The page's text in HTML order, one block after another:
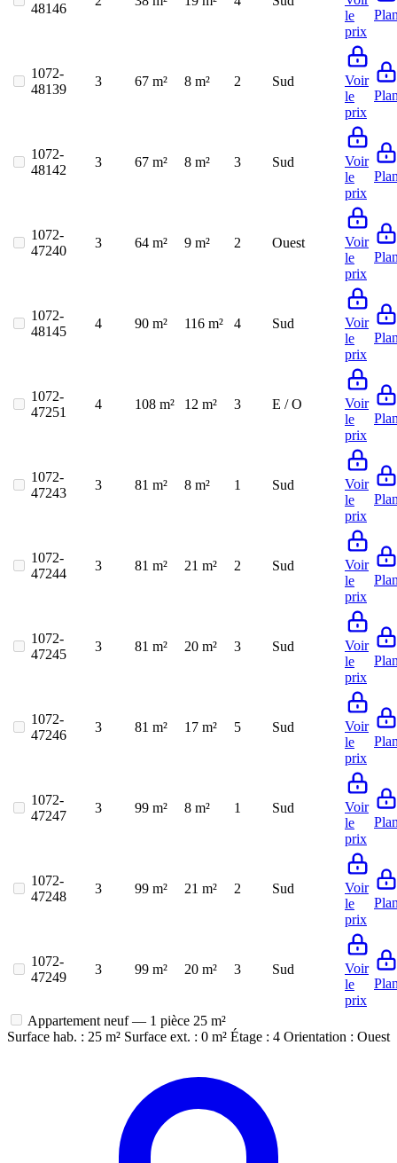
48146
le
prix
1072-
48139
3 67 m² 8 m² 2 Sud
Voir
le
prix
1072-
48142
3 67 m² 8 m² 3 Sud
Voir
le
prix
1072-
47240
3 64 m² 9 m² 2 Ouest
Voir
le
prix
1072-
48145
4 90 m² 116 m² 4 Sud
Voir
le
prix
1072-
47251
4 108 m² 12 m² 3 E / O
Voir
le
prix
1072-
47243
3 81 m² 8 m² 1 Sud
Voir
le
prix
1072-
47244
3 81 m² 21 m² 2 Sud
Voir
le
prix
1072-
47245
3 81 m² 20 m² 3 Sud
Voir
le
prix
1072-
47246
3 81 m² 17 m² 5 Sud
Voir
le
prix
1072-
47247
3 99 m² 8 m² 1 Sud
Voir
le
prix
1072-
47248
3 99 m² 21 m² 2 Sud
Voir
le
prix
1072-
47249
3 99 m² 20 m² 3 Sud
Voir
le
prix
Appartement neuf — 1 pièce 25 m²
Surface hab. : 25 m² Surface ext. : 0 m² Étage : 4 Orientation : Ouest